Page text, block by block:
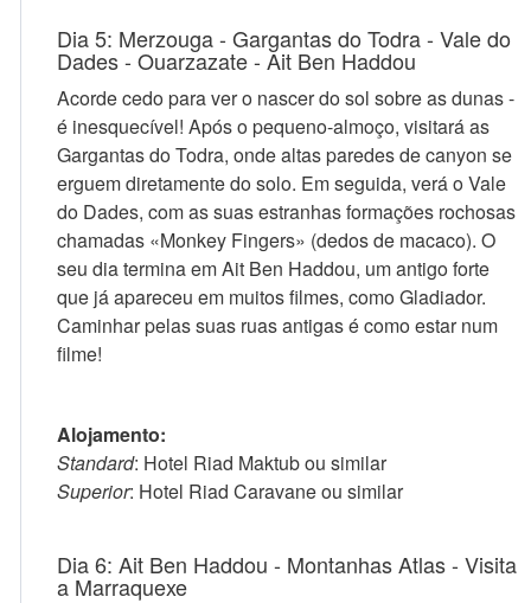
Dia 5: Merzouga - Gargantas do Todra - Vale do
Dades - Ouarzazate - Ait Ben Haddou
Acorde cedo para ver o nascer do sol sobre as dunas -
é inesquecível! Após o pequeno-almoço, visitará as
Gargantas do Todra, onde altas paredes de canyon se
erguem diretamente do solo. Em seguida, verá o Vale
do Dades, com as suas estranhas formações rochosas
chamadas «Monkey Fingers» (dedos de macaco). O
seu dia termina em Ait Ben Haddou, um antigo forte
que já apareceu em muitos filmes, como Gladiador.
Caminhar pelas suas ruas antigas é como estar num
filme!
Alojamento:
Standard: Hotel Riad Maktub ou similar
Superior: Hotel Riad Caravane ou similar
Dia 6: Ait Ben Haddou - Montanhas Atlas - Visita
a Marraquexe